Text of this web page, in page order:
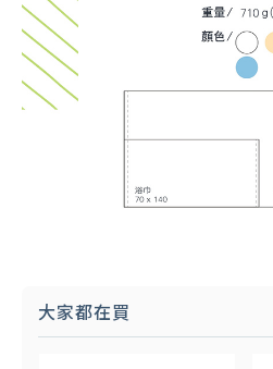
大家都在買